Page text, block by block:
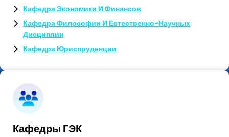
Кафедра Экономики И Финансов
Кафедра Философии И Естественно-Научных
Дисциплин
Кафедра Юриспруденции
Кафедры ГЭК